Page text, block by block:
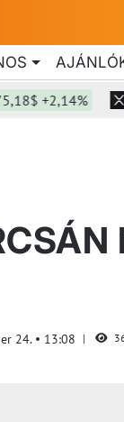
XRP
24. 13:08